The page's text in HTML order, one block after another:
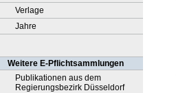
Verlage
Jahre
Weitere E-Pflichtsammlungen
Publikationen aus dem
Regierungsbezirk Düsseldorf